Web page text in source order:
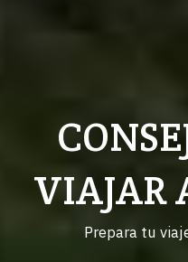
VIAJAR
Prepara tu